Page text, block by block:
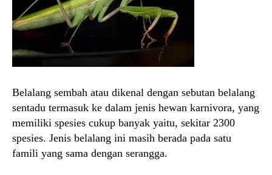
Belalang sembah atau dikenal dengan sebutan belalang
sentadu termasuk ke dalam jenis hewan karnivora, yang
memiliki spesies cukup banyak yaitu, sekitar 2300
spesies. Jenis belalang ini masih berada pada satu
famili yang sama dengan serangga.